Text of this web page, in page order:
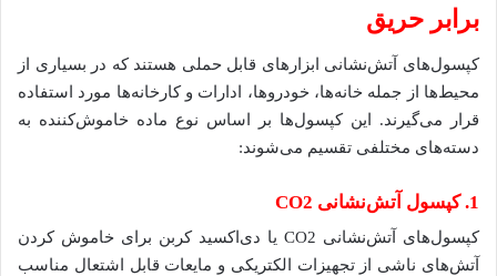
برابر حریق
کپسول‌های آتش‌نشانی ابزارهای قابل حملی هستند که در بسیاری از
محیط‌ها از جمله خانه‌ها، خودروها، ادارات و کارخانه‌ها مورد استفاده
قرار می‌گیرند. این کپسول‌ها بر اساس نوع ماده خاموش‌کننده به
دسته‌های مختلفی تقسیم می‌شوند:
1. کپسول آتش‌نشانی CO2
کپسول‌های آتش‌نشانی CO2 یا دی‌اکسید کربن برای خاموش کردن
آتش‌های ناشی از تجهیزات الکتریکی و مایعات قابل اشتعال مناسب